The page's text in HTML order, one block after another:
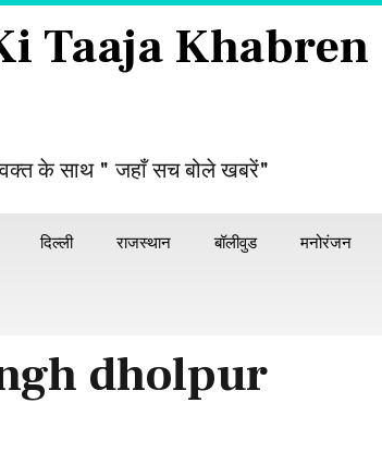
Taaja Khabren
के साथ " जहाँ सच बोले खबरें"
दिल्ली राजस्थान बॉलीवुड मनोरंजन
dholpur